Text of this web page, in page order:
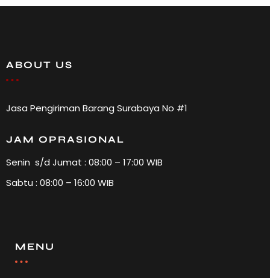
ABOUT US
Jasa Pengiriman Barang Surabaya No #1
JAM OPRASIONAL
Senin s/d Jumat : 08:00 – 17:00 WIB
Sabtu : 08:00 – 16:00 WIB
MENU